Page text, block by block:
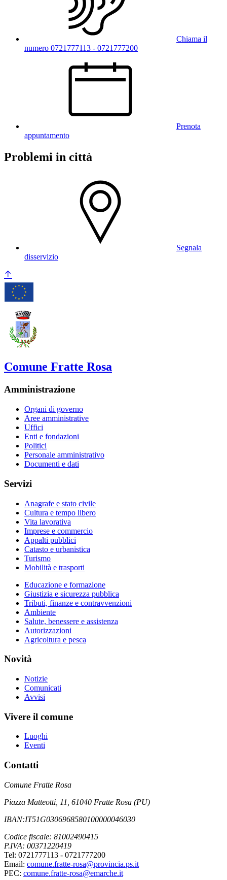
Chiama il
numero 0721777113 - 0721777200
Prenota
appuntamento
Problemi in città
Segnala
disservizio
Comune Fratte Rosa
Amministrazione
Organi di governo
Aree amministrative
Uffici
Enti e fondazioni
Politici
Personale amministrativo
Documenti e dati
Servizi
Anagrafe e stato civile
Cultura e tempo libero
Vita lavorativa
Imprese e commercio
Appalti pubblici
Catasto e urbanistica
Turismo
Mobilità e trasporti
Educazione e formazione
Giustizia e sicurezza pubblica
Tributi, finanze e contravvenzioni
Ambiente
Salute, benessere e assistenza
Autorizzazioni
Agricoltura e pesca
Novità
Notizie
Comunicati
Avvisi
Vivere il comune
Luoghi
Eventi
Contatti
Comune Fratte Rosa
Piazza Matteotti, 11, 61040 Fratte Rosa (PU)
IBAN:IT51G0306968580100000046030
Codice fiscale: 81002490415
P.IVA: 00371220419
Tel: 0721777113 - 0721777200
Email: comune.fratte-rosa@provincia.ps.it
PEC: comune.fratte-rosa@emarche.it